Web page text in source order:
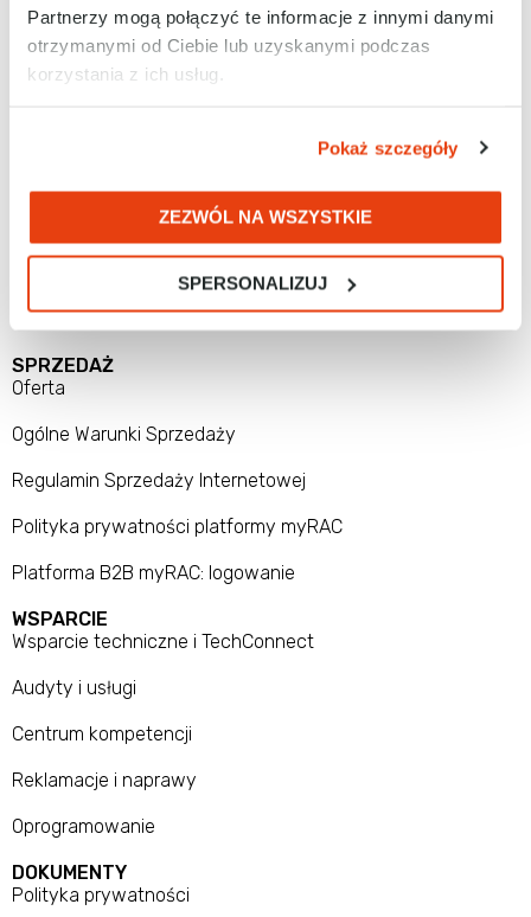
Partnerzy mogą połączyć te informacje z innymi danymi
otrzymanymi od Ciebie lub uzyskanymi podczas
korzystania z ich usług.
Pokaż szczegóły
ZEZWÓL NA WSZYSTKIE
SPERSONALIZUJ
Tel. 32 788 77 00
RAControls Sp. z o.o.
SPRZEDAŻ
Oferta
Ogólne Warunki Sprzedaży
Regulamin Sprzedaży Internetowej
Polityka prywatności platformy myRAC
Platforma B2B myRAC: logowanie
WSPARCIE
Wsparcie techniczne i TechConnect
Audyty i usługi
Centrum kompetencji
Reklamacje i naprawy
Oprogramowanie
DOKUMENTY
Polityka prywatności